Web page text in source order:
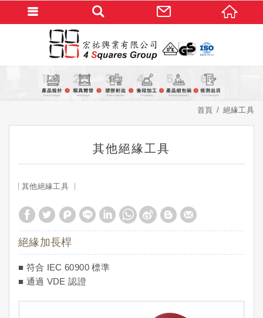
首頁 絕緣工具
其他絕緣工具
其他絕緣工具
絕緣加長桿
■ 符合 IEC 60900 標準
■ 通過 VDE 認證